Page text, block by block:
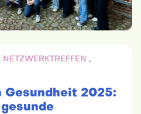
NETZWERKTREFFEN ,
2025: